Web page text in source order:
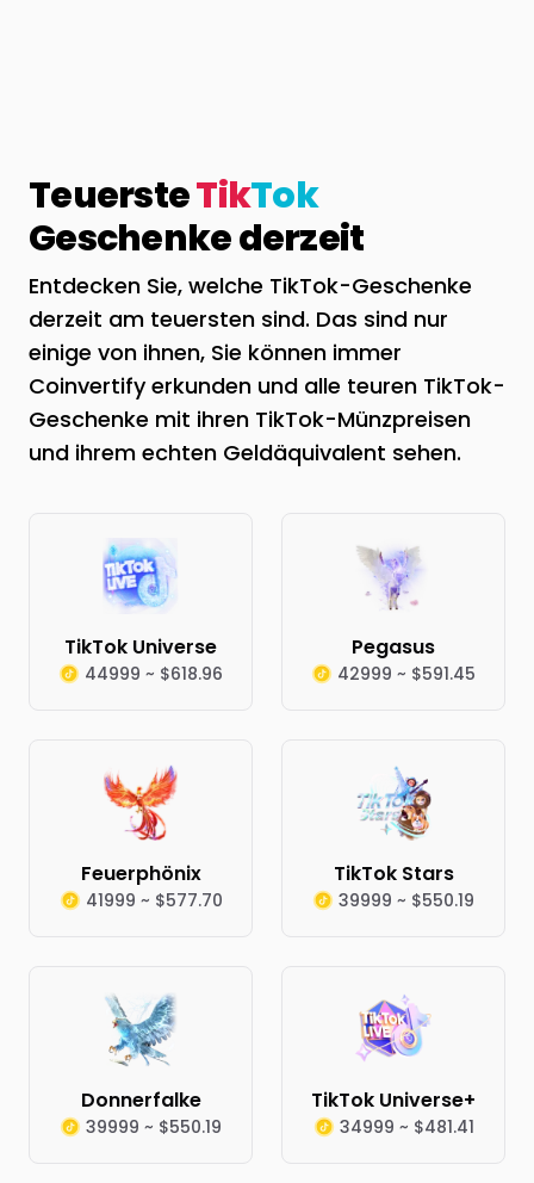
TeuersteTikTok
Geschenke derzeit
Entdecken Sie, welche TikTok-Geschenke
derzeit am teuersten sind. Das sind nur
einige von ihnen, Sie können immer
Coinvertify erkunden und alle teuren TikTok-
Geschenke mit ihren TikTok-Münzpreisen
und ihrem echten Geldäquivalent sehen.
TikTok Universe
44999 ~ $618.96
Pegasus
42999 ~ $591.45
Feuerphönix
41999 ~ $577.70
TikTok Stars
39999 ~ $550.19
Donnerfalke
39999 ~ $550.19
TikTok Universe+
34999 ~ $481.41